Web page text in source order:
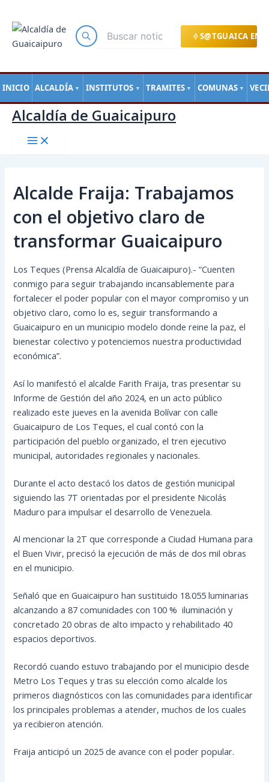
S@TGUAICA EN
INICIO ALCALDÍA ▼ INSTITUTOS ▼ TRAMITES ▼ COMUNAS ▼
contenido
Alcaldía de Guaicaipuro
Alcalde Fraija: Trabajamos
con el objetivo claro de
transformar Guaicaipuro
Los Teques (Prensa Alcaldía de Guaicaipuro).- “Cuenten
conmigo para seguir trabajando incansablemente para
fortalecer el poder popular con el mayor compromiso y un
objetivo claro, como lo es, seguir transformando a
Guaicaipuro en un municipio modelo donde reine la paz, el
bienestar colectivo y potenciemos nuestra productividad
económica”.
Así lo manifestó el alcalde Farith Fraija, tras presentar su
Informe de Gestión del año 2024, en un acto público
realizado este jueves en la avenida Bolívar con calle
Guaicaipuro de Los Teques, el cual contó con la
participación del pueblo organizado, el tren ejecutivo
municipal, autoridades regionales y nacionales.
Durante el acto destacó los datos de gestión municipal
siguiendo las 7T orientadas por el presidente Nicolás
Maduro para impulsar el desarrollo de Venezuela.
Al mencionar la 2T que corresponde a Ciudad Humana para
el Buen Vivir, precisó la ejecución de más de dos mil obras
en el municipio.
Señaló que en Guaicaipuro han sustituido 18.055 luminarias
alcanzando a 87 comunidades con 100 % iluminación y
concretado 20 obras de alto impacto y rehabilitado 40
espacios deportivos.
Recordó cuando estuvo trabajando por el municipio desde
Metro Los Teques y tras su elección como alcalde los
primeros diagnósticos con las comunidades para identificar
los principales problemas a atender, muchos de los cuales
ya recibieron atención.
Fraija anticipó un 2025 de avance con el poder popular.
de
entradas